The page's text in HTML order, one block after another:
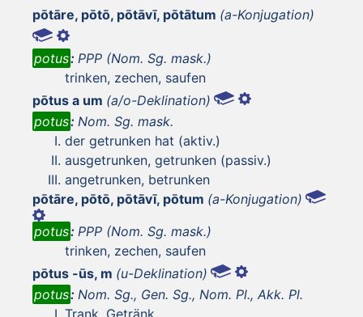
pōtāre, pōtō, pōtāvī, pōtātum (a-Konjugation)
potus: PPP (Nom. Sg. mask.)
trinken, zechen, saufen
pōtus a um (a/o-Deklination)
potus: Nom. Sg. mask.
der getrunken hat (aktiv.)
ausgetrunken, getrunken (passiv.)
angetrunken, betrunken
pōtāre, pōtō, pōtāvī, pōtum (a-Konjugation)
potus: PPP (Nom. Sg. mask.)
trinken, zechen, saufen
pōtus -ūs, m (u-Deklination)
potus: Nom. Sg., Gen. Sg., Nom. Pl., Akk. Pl.
Trank, Getränk